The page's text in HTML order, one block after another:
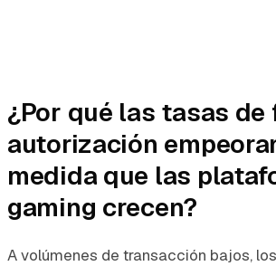
¿Por qué las tasas de
autorización
medida que las
gaming crecen?
A volúmenes de transacción bajos,